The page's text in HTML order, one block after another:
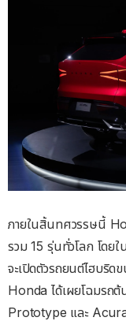
ภายในสิ้นทศวรรษนี้
รวม 15 รุ่นทั่วโลก โดย
จะเปิดตัวรถยนต์ไฮบริ
Honda ได้เผยโฉมร
Prototype และ